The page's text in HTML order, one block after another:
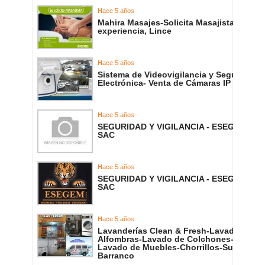
Hace 5 años
Mahira Masajes-Solicita Masajista con
experiencia, Lince
Hace 5 años
Sistema de Videovigilancia y Seguridad
Electrónica- Venta de Cámaras IP
Hace 5 años
SEGURIDAD Y VIGILANCIA - ESEGEM
SAC
Hace 5 años
SEGURIDAD Y VIGILANCIA - ESEGEM
SAC
Hace 5 años
Lavanderías Clean & Fresh-Lavado de
Alfombras-Lavado de Colchones-
Lavado de Muebles-Chorrillos-Surco-
Barranco